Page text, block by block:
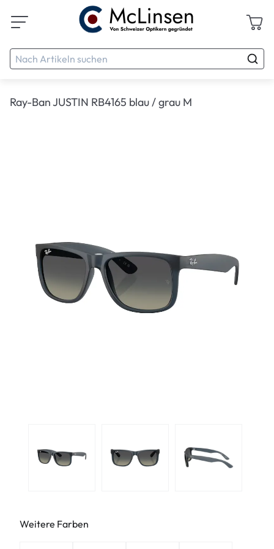
Ray-Ban JUSTIN RB4165 blau / grau M
Weitere Farben